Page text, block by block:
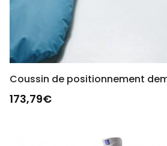
Coussin de positionnement
173,79€